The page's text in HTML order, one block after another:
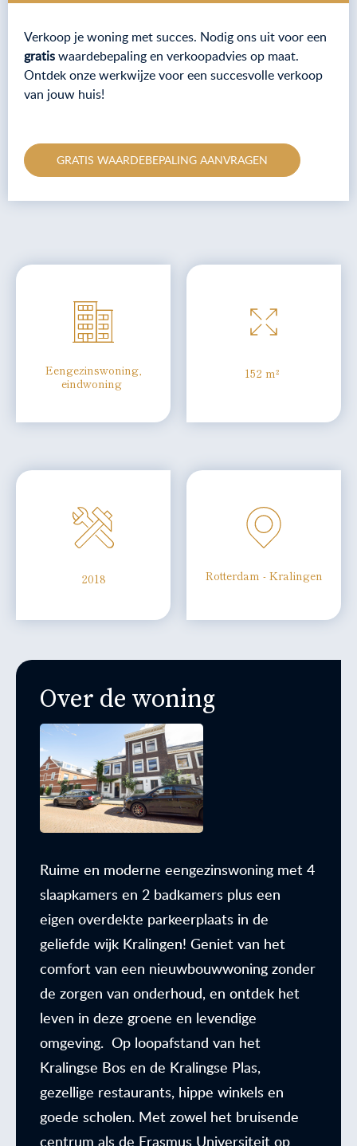
Eengezinswoning,
eindwoning
152 m²
2018 Rotterdam - Kralingen
Over de woning
Ruime en moderne eengezinswoning met 4
slaapkamers en 2 badkamers plus een
eigen overdekte parkeerplaats in de
geliefde wijk Kralingen! Geniet van het
comfort van een nieuwbouwwoning zonder
de zorgen van onderhoud, en ontdek het
leven in deze groene en levendige
omgeving. Op loopafstand van het
Kralingse Bos en de Kralingse Plas,
gezellige restaurants, hippe winkels en
goede scholen. Met zowel het bruisende
centrum als de Erasmus Universiteit op
Verkoop je woning met succes. Nodig ons uit voor een
gratiswaardebepaling en verkoopadvies op maat.
Ontdek onze werkwijze voor een succesvolle verkoop
van jouw huis!
GRATIS WAARDEBEPALING AANVRAGEN